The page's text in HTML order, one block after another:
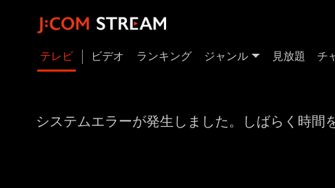
テレビ ビデオ ランキング ジャンル 見放題 チ
システムエラーが発生しました。しばらく時